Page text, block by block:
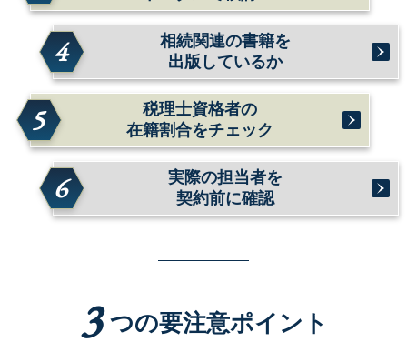
4
相続関連の書籍を
出版しているか
5
税理士資格者の
在籍割合をチェック
6
実際の担当者を
契約前に確認
3 つの要注意ポイント